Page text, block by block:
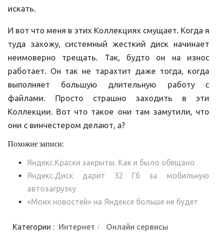
искать.
И вот что меня в этих Коллекциях смущает. Когда я
туда захожу, системный жесткий диск начинает
неимоверно трещать. Так, будто он на износ
работает. Он так не тарахтит даже тогда, когда
выполняет большую длительную работу с
файлами. Просто страшно заходить в эти
Коллекции. Вот что такое они там замутили, что
они с винчестером делают, а?
Похожие записи:
Яндекс.Краски закрыты. Как и было обещано
Яндекс.Диск дарит 32 Гб за мобильную
автозагрузку
«Моих новостей» на Яндексе больше не будет
Категории : Интернет
Онлайн сервисы